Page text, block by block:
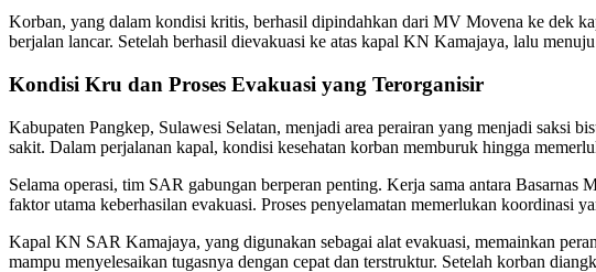
Korban, yang dalam kondisi kritis, berhasil dipindahkan dari MV Movena ke dek
berjalan lancar. Setelah berhasil dievakuasi ke atas kapal KN Kamajaya, lalu
Kondisi Kru dan Proses Evakuasi yang Terorganisir
Kabupaten Pangkep, Sulawesi Selatan, menjadi area perairan yang menjadi
sakit. Dalam perjalanan kapal, kondisi kesehatan korban memburuk hingga
Selama operasi, tim SAR gabungan berperan penting. Kerja sama antara
faktor utama keberhasilan evakuasi. Proses penyelamatan memerlukan koordinasi
Kapal KN SAR Kamajaya, yang digunakan sebagai alat evakuasi, memainkan
mampu menyelesaikan tugasnya dengan cepat dan terstruktur. Setelah korban